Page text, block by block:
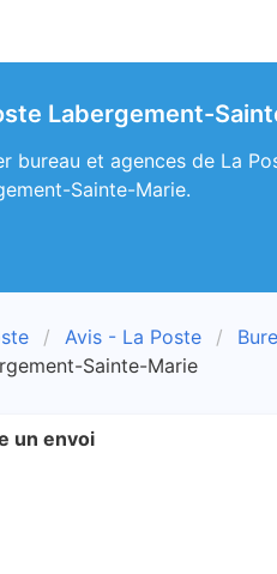
Labergement-
bureau et agences de La
Sainte-Marie.
Avis - La Poste
Sainte-Marie
un envoi